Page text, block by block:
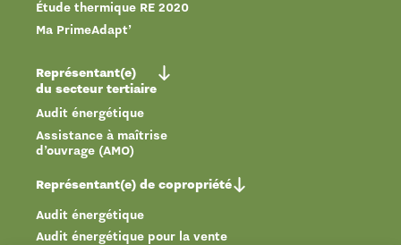
Étude thermique RE 2020
Ma PrimeAdapt’
Représentant(e)
du secteur tertiaire
Audit énergétique
Assistance à maîtrise
d’ouvrage (AMO)
Représentant(e) de copropriété
Audit énergétique
Audit énergétique pour la vente